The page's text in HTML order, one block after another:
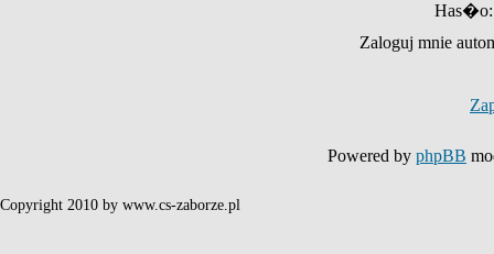
Has�o:
Zaloguj mnie
Powered by phpBB
Copyright 2010 by www.cs-zaborze.pl